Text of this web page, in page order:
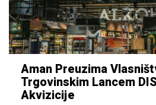
Aman Preuzima
Trgovinskim Lancem
Akvizicije